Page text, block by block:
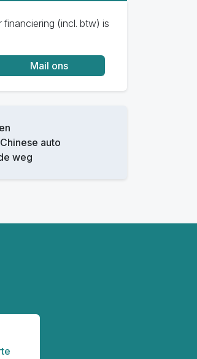
(incl. btw) is
Mail ons
auto
weg